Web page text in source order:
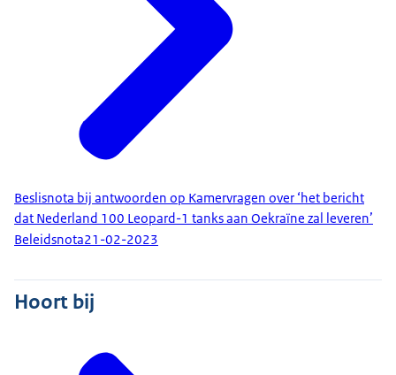
Beslisnota bij antwoorden op Kamervragen over ‘het bericht
dat Nederland 100 Leopard-1 tanks aan Oekraïne zal leveren’
Beleidsnota21-02-2023
Hoort bij